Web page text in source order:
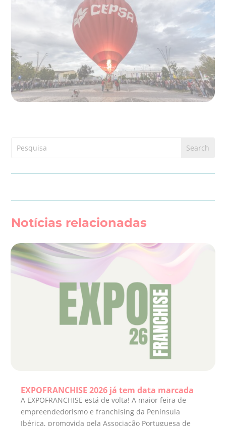
Notícias relacionadas
EXPOFRANCHISE 2026 já tem data marcada
A EXPOFRANCHISE está de volta! A maior feira de
empreendedorismo e franchising da Península
Ibérica, promovida pela Associação Portuguesa de